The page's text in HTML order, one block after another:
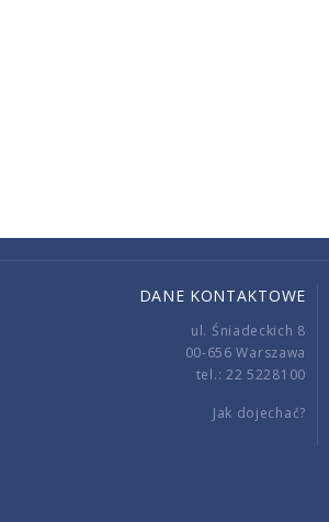
DANE KONTAKTOWE
ul. Śniadeckich 8
00-656 Warszawa
tel.: 22 5228100
Jak dojechać?